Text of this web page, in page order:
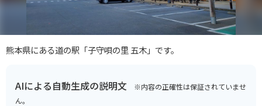
熊本県にある道の駅「子守唄の里 五木」です。
AIによる自動生成の説明文 ※内容の正確性は保証されていませ
ん。